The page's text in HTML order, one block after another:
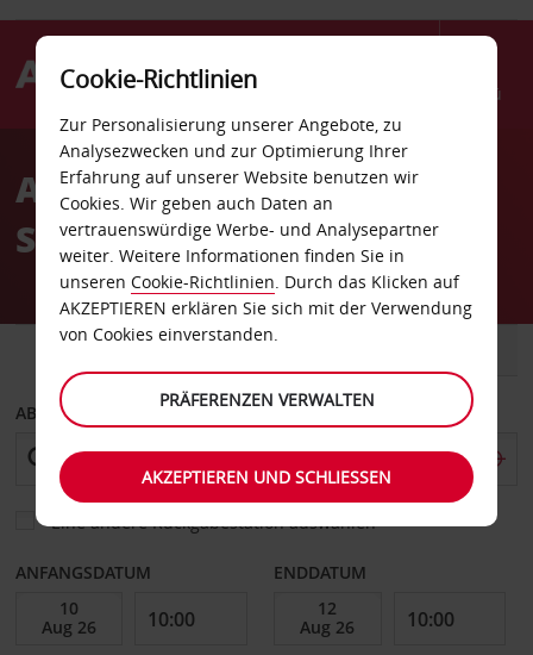
Menü
AvisAutovermietung
Southampton
ABHOLEN VON
Eine andere Rückgabestation auswählen
ANFANGSDATUM ENDDATUM
Cookie-Richtlinien
Zur Personalisierung unserer Angebote, zu
Analysezwecken und zur Optimierung Ihrer
Erfahrung auf unserer Website benutzen wir
Cookies. Wir geben auch Daten an
vertrauenswürdige Werbe- und Analysepartner
weiter. Weitere Informationen finden Sie in
unseren Cookie-Richtlinien. Durch das Klicken auf
AKZEPTIEREN erklären Sie sich mit der Verwendung
von Cookies einverstanden.
PRÄFERENZEN VERWALTEN
AKZEPTIEREN UND SCHLIESSEN